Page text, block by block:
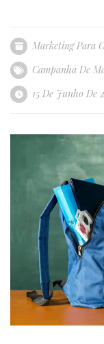
Marketing Para
Campanha De
15 De Junho De